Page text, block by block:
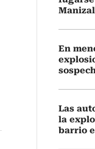
En
Las
la
barrio